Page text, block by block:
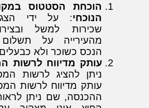
הוכחת הסטטוס
הנוכחי: על ידי
שכירות למשל
מהעירייה על תשלום
הנכס כשוכר ולא
עותק מדיווח לרשות
ניתן להציג לרשות
עותק מדיווח לרשות
ההכנסה, שם ניתן